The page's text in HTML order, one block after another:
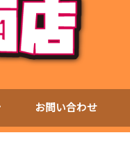
お問い合わせ